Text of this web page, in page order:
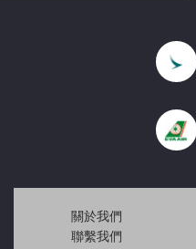
關於我們
聯繫我們